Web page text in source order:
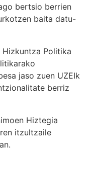
bertsio berrien
baita datu-
Hizkuntza Politika
jaso zuen UZEIk
berriz
Hiztegia
itzultzaile